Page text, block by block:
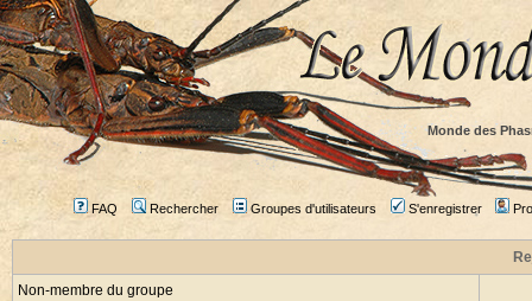
Monde des
FAQ Rechercher Groupes d'utilisateurs S'enregistrer
Non-membre du groupe